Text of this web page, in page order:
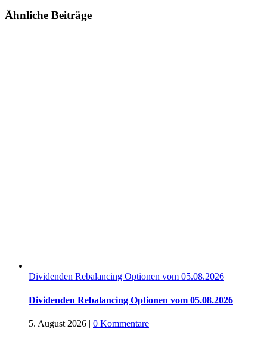
Facebook
Twitter
Reddit
LinkedIn
Tumblr
Pinterest
Vk
E-
Ähnliche Beiträge
Dividenden Rebalancing Optionen vom 05.08.2026
Dividenden Rebalancing Optionen vom 05.08.2026
5. August 2026 | 0 Kommentare